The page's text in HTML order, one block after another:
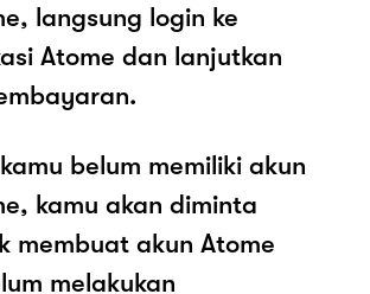
langsung login ke
Atome dan lanjutkan
belum memiliki akun
kamu akan diminta
membuat akun Atome
melakukan